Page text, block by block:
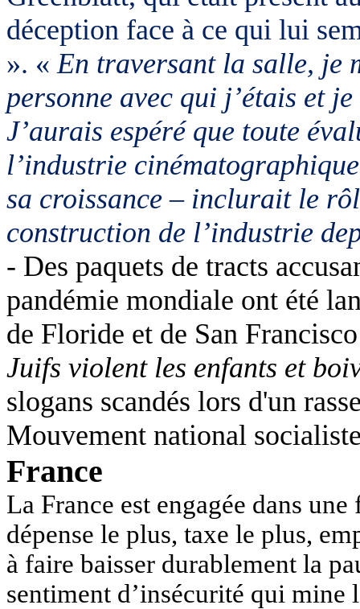
déception face à ce qui lui
». « En traversant la salle, je
personne avec qui j’étais et
J’aurais espéré que toute
l’industrie
sa croissance – inclurait le
construction de l’industrie
- Des paquets de tracts
pandémie mondiale ont été
de Floride et de San
Juifs violent les enfants et
slogans scandés lors d'un
Mouvement national
France
La France est engagée dans
dépense le plus, taxe le plus,
à faire baisser durablement la
sentiment d’insécurité qui mine